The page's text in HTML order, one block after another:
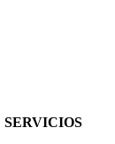
SERVICIOS